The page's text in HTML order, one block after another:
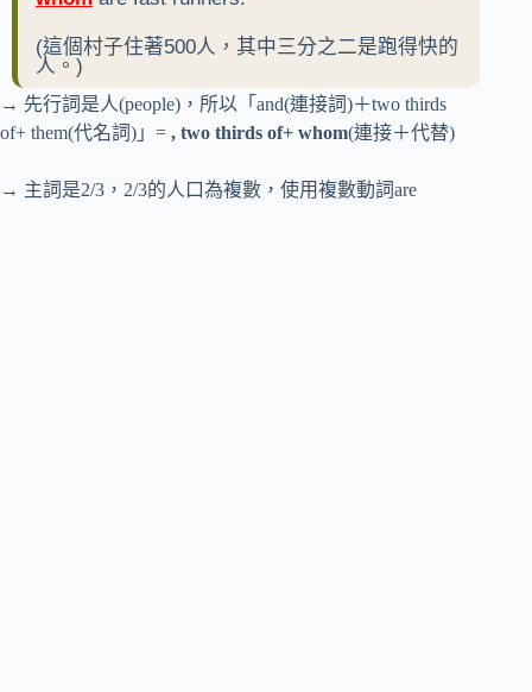
(這個村子住著500人，其中三分之二是跑得快的
人。)
→ 先行詞是人(people)，所以「and(連接詞)＋two thirds
of+ them(代名詞)」= , two thirds of+ whom(連接＋代替)
→ 主詞是2/3，2/3的人口為複數，使用複數動詞are